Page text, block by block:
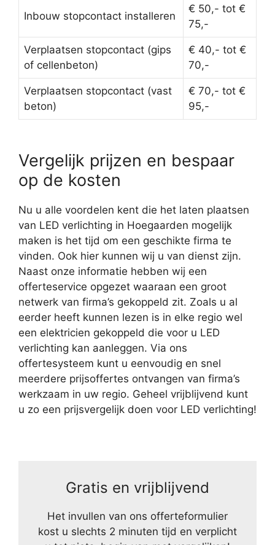
Inbouw stopcontact installeren
€ 50,- tot €
75,-
Verplaatsen stopcontact (gips
of cellenbeton)
€ 40,- tot €
70,-
Verplaatsen stopcontact (vast
beton)
€ 70,- tot €
95,-
Vergelijk prijzen en bespaar
op de kosten
Nu u alle voordelen kent die het laten plaatsen
van LED verlichting in Hoegaarden mogelijk
maken is het tijd om een geschikte firma te
vinden. Ook hier kunnen wij u van dienst zijn.
Naast onze informatie hebben wij een
offerteservice opgezet waaraan een groot
netwerk van firma’s gekoppeld zit. Zoals u al
eerder heeft kunnen lezen is in elke regio wel
een elektricien gekoppeld die voor u LED
verlichting kan aanleggen. Via ons
offertesysteem kunt u eenvoudig en snel
meerdere prijsoffertes ontvangen van firma’s
werkzaam in uw regio. Geheel vrijblijvend kunt
u zo een prijsvergelijk doen voor LED verlichting!
Gratis en vrijblijvend
Het invullen van ons offerteformulier
kost u slechts 2 minuten tijd en verplicht